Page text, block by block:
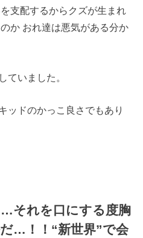
支配するからクズが生まれ
か おれ達は悪気がある分か
ていました。
ッドのかっこ良さでもあり
…それを口にする度胸
…！！“新世界”で会